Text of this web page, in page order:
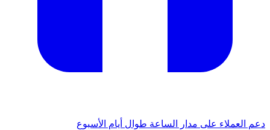
دعم العملاء على مدار الساعة طوال أيام الأسبوع